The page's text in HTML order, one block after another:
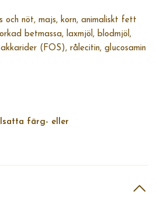
och nöt, majs, korn, animaliskt fett
betmassa, laxmjöl, blodmjöl,
(FOS), rålecitin, glucosamin
färg- eller